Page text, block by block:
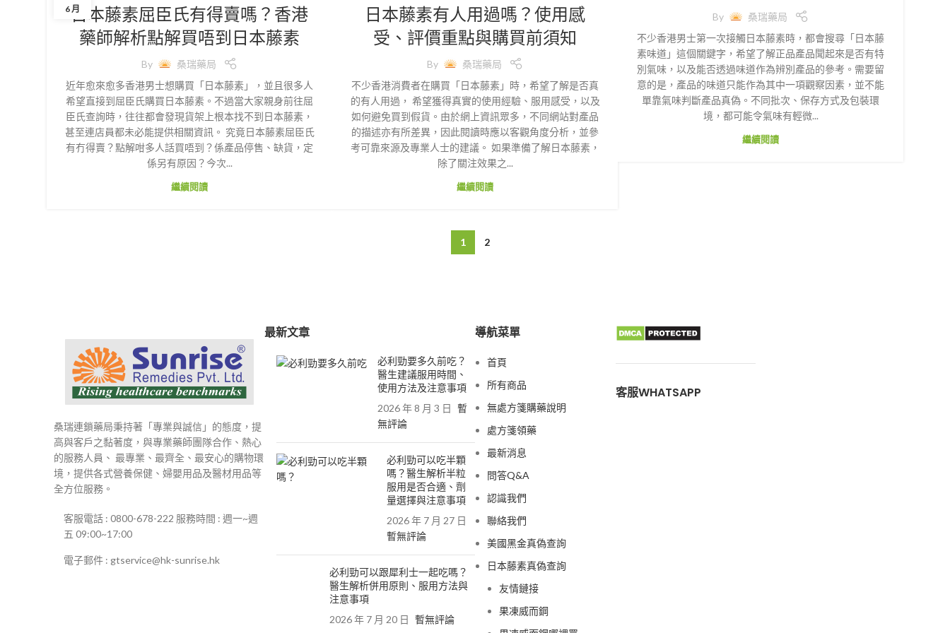
日本藤素有人用過嗎？使用感
受、評價重點與購買前須知
By
桑瑞藥局
不少香港消費者在購買「日本藤素」時，希望了解是否真
的有人用過， 希望獲得真實的使用經驗、服用感受，以及
如何避免買到假貨。由於網上資訊眾多，不同網站對產品
的描述亦有所差異，因此閱讀時應以客觀角度分析，並參
考可靠來源及專業人士的建議。 如果準備了解日本藤素，
除了關注效果之...
繼續閱讀
By
桑瑞藥局
不少香港男士第一次接觸日本藤素時，都會搜尋「日本藤
素味道」這個關鍵字，希望了解正品產品聞起來是否有特
別氣味，以及能否透過味道作為辨別產品的參考。需要留
意的是，產品的味道只能作為其中一項觀察因素，並不能
單靠氣味判斷產品真偽。不同批次、保存方式及包裝環
境，都可能令氣味有輕微...
繼續閱讀
6 月日本藤素屈臣氏有得賣嗎？香港
藥師解析點解買唔到日本藤素
By
桑瑞藥局
近年愈來愈多香港男士想購買「日本藤素」，並且很多人
希望直接到屈臣氏購買日本藤素。不過當大家親身前往屈
臣氏查詢時，往往都會發現貨架上根本找不到日本藤素，
甚至連店員都未必能提供相關資訊。 究竟日本藤素屈臣氏
有冇得賣？點解咁多人話買唔到？係產品停售、缺貨，定
係另有原因？今次...
繼續閱讀
1 2
桑瑞連鎖藥局秉持著「專業與誠信」的態度，提
高與客戶之黏著度，與專業藥師團隊合作、熱心
的服務人員、 最專業、最齊全、最安心的購物環
境，提供各式營養保健、婦嬰用品及醫材用品等
全方位服務。
客服電話 : 0800-678-222 服務時間 : 週一~週
五 09:00~17:00
電子郵件 : gtservice@hk-sunrise.hk
最新文章
必利勁要多久前吃？
醫生建議服用時間、
使用方法及注意事項
2026 年 8 月 3 日 暫
無評論
必利勁可以吃半顆
嗎？醫生解析半粒
服用是否合適、劑
量選擇與注意事項
2026 年 7 月 27 日
暫無評論
必利勁可以跟犀利士一起吃嗎？
醫生解析併用原則、服用方法與
注意事項
2026 年 7 月 20 日 暫無評論
導航菜單
首頁
所有商品
無處方箋購藥說明
處方箋領藥
最新消息
問答Q&A
認識我們
聯絡我們
美國黑金真偽查詢
日本藤素真偽查詢
友情鏈接
果凍威而鋼
客服WHATSAPP